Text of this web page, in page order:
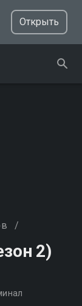
Открыть
/
2)